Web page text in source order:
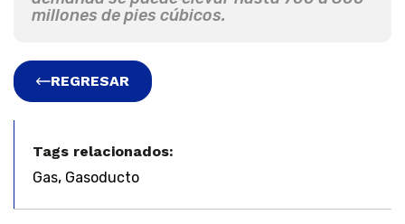
millones de pies cúbicos.
REGRESAR
Tags relacionados:
Gas, Gasoducto